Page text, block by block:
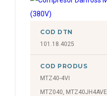
COD DTN
101.18.4025
COD PRODUS
MTZ40-4VI
MTZ040, MTZ40JH4AVE